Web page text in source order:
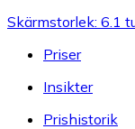
Skärmstorlek: 6.1
Priser
Insikter
Prishistorik